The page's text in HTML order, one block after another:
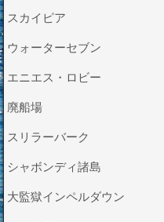
スカイピア
ウォーターセブン
エニエス・ロビー
廃船場
スリラーバーク
シャボンディ諸島
大監獄インペルダウン